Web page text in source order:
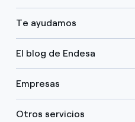
Te ayudamos
El blog de Endesa
Empresas
Otros servicios